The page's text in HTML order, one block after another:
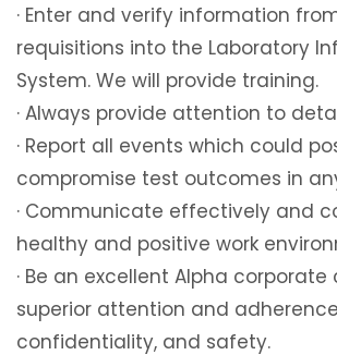
· Enter and verify information
requisitions into the Laboratory
System. We will provide training.
· Always provide attention to
· Report all events which could
compromise test outcomes in
· Communicate effectively and
healthy and positive work
· Be an excellent Alpha corporate
superior attention and
confidentiality, and safety.